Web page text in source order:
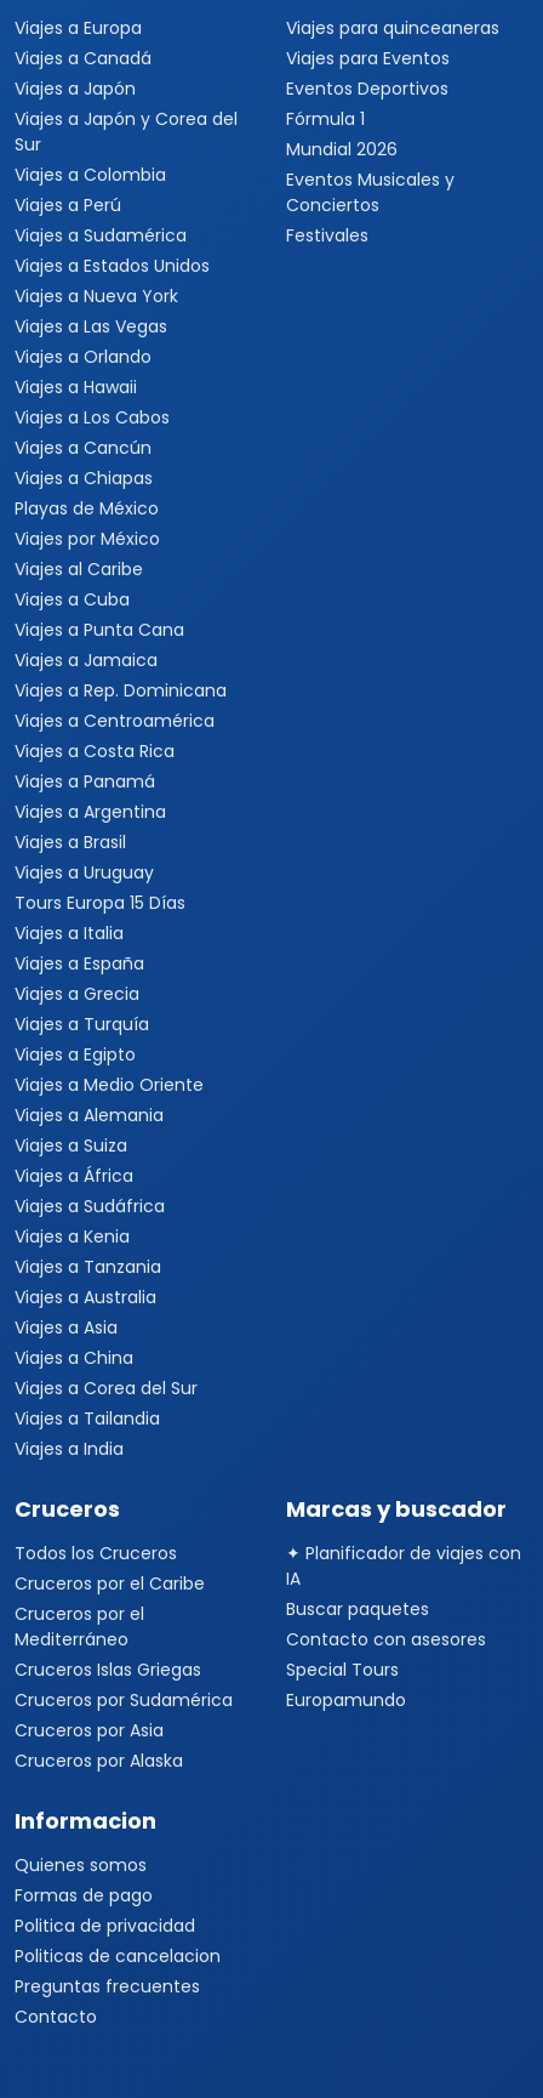
Viajes a Europa
Viajes a Canadá
Viajes a Japón
Viajes a Japón y Corea del
Sur
Viajes a Colombia
Viajes a Perú
Viajes a Sudamérica
Viajes a Estados Unidos
Viajes a Nueva York
Viajes a Las Vegas
Viajes a Orlando
Viajes a Hawaii
Viajes a Los Cabos
Viajes a Cancún
Viajes a Chiapas
Playas de México
Viajes por México
Viajes al Caribe
Viajes a Cuba
Viajes a Punta Cana
Viajes a Jamaica
Viajes a Rep. Dominicana
Viajes a Centroamérica
Viajes a Costa Rica
Viajes a Panamá
Viajes a Argentina
Viajes a Brasil
Viajes a Uruguay
Tours Europa 15 Días
Viajes a Italia
Viajes a España
Viajes a Grecia
Viajes a Turquía
Viajes a Egipto
Viajes a Medio Oriente
Viajes a Alemania
Viajes a Suiza
Viajes a África
Viajes a Sudáfrica
Viajes a Kenia
Viajes a Tanzania
Viajes a Australia
Viajes a Asia
Viajes a China
Viajes a Corea del Sur
Viajes a Tailandia
Viajes a India
Viajes para quinceaneras
Viajes para Eventos
Eventos Deportivos
Fórmula 1
Mundial 2026
Eventos Musicales y
Conciertos
Festivales
Cruceros
Todos los Cruceros
Cruceros por el Caribe
Cruceros por el
Mediterráneo
Cruceros Islas Griegas
Cruceros por Sudamérica
Cruceros por Asia
Cruceros por Alaska
Marcas y buscador
✦ Planificador de viajes con
IA
Buscar paquetes
Contacto con asesores
Special Tours
Europamundo
Informacion
Quienes somos
Formas de pago
Politica de privacidad
Politicas de cancelacion
Preguntas frecuentes
Contacto